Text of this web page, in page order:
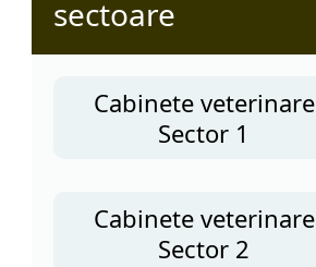
sectoare
Cabinete veterinare
Sector 1
Cabinete veterinare
Sector 2